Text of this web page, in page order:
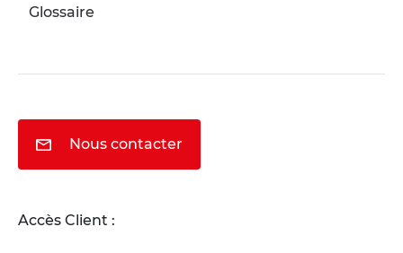
Glossaire
Nous contacter
Accès Client :